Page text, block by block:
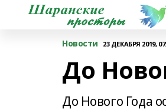
Новости 23 ДЕКАБРЯ 2019,
До
До Нового Года